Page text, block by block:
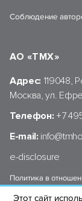
Соблюдение
АО «ТМХ»
Адрес: 119048,
Москва, ул.
Телефон: +7
E-mail:
e-disclosure
Политика в
персональных
Этот сайт